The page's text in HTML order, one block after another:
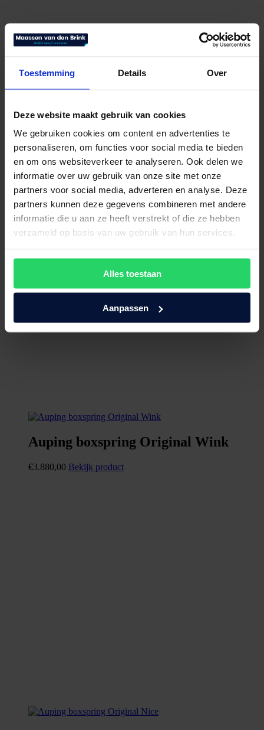
Toestemming Details Over
Deze website maakt gebruik van cookies
We gebruiken cookies om content en advertenties te
personaliseren, om functies voor social media te bieden
en om ons websiteverkeer te analyseren. Ook delen we
informatie over uw gebruik van onze site met onze
partners voor social media, adverteren en analyse. Deze
partners kunnen deze gegevens combineren met andere
informatie die u aan ze heeft verstrekt of die ze hebben
verzameld op basis van uw gebruik van hun services.
Alles toestaan
Aanpassen
Avek boxspring Fier Line
€3.995,00 Bekijk product
Auping boxspring Original Wink
€3.880,00 Bekijk product